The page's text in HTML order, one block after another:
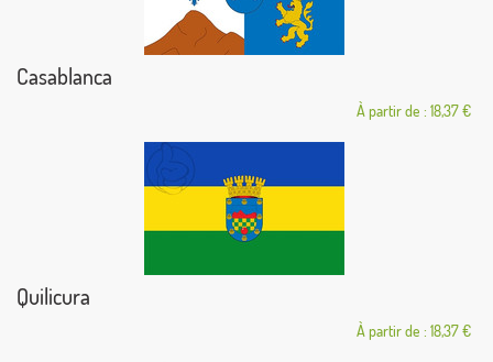
Casablanca
À partir de : 18,37 €
Quilicura
À partir de : 18,37 €